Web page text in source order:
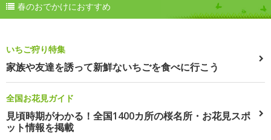
春のおでかけにおすすめ
いちご狩り特集
家族や友達を誘って新鮮ないちごを食べに行こう
全国お花見ガイド
見頃時期がわかる！全国1400カ所の桜名所・お花見スポ
ット情報を掲載